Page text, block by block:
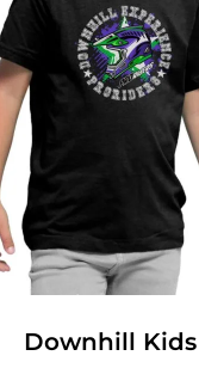
Downhill Kids